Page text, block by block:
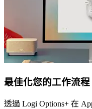
最佳化您的工作流程
透過 Logi Options+ 在